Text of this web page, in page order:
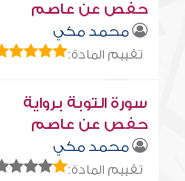
حفص عن عاصم
محمد مكي
تقييم المادة:
سورة التوبة برواية
حفص عن عاصم
محمد مكي
تقييم المادة: